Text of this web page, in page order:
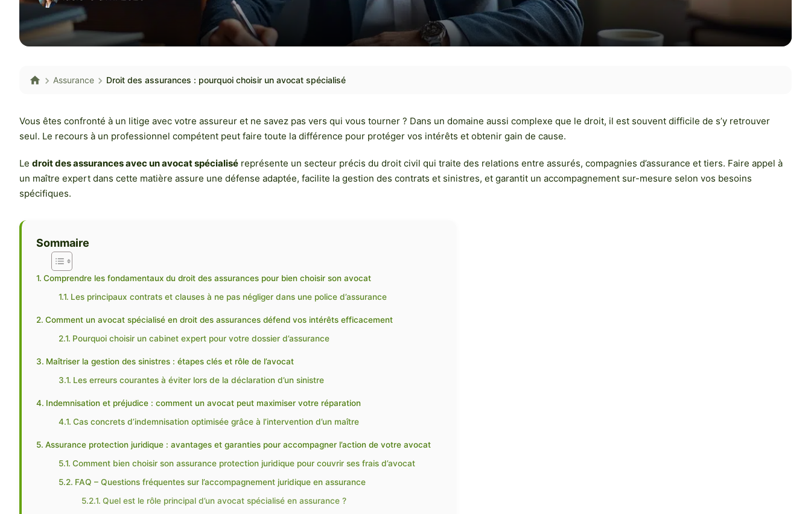
Assurance Droit des assurances : pourquoi choisir un avocat spécialisé
Vous êtes confronté à un litige avec votre assureur et ne savez pas vers qui vous tourner ? Dans un domaine aussi complexe que le droit, il est souvent difficile de s’y retrouver
seul. Le recours à un professionnel compétent peut faire toute la différence pour protéger vos intérêts et obtenir gain de cause.
Le droit des assurances avec un avocat spécialisé représente un secteur précis du droit civil qui traite des relations entre assurés, compagnies d’assurance et tiers. Faire appel à
un maître expert dans cette matière assure une défense adaptée, facilite la gestion des contrats et sinistres, et garantit un accompagnement sur-mesure selon vos besoins
spécifiques.
Sommaire
Comprendre les fondamentaux du droit des assurances pour bien choisir son avocat
Les principaux contrats et clauses à ne pas négliger dans une police d’assurance
Comment un avocat spécialisé en droit des assurances défend vos intérêts efficacement
Pourquoi choisir un cabinet expert pour votre dossier d’assurance
Maîtriser la gestion des sinistres : étapes clés et rôle de l’avocat
Les erreurs courantes à éviter lors de la déclaration d’un sinistre
Indemnisation et préjudice : comment un avocat peut maximiser votre réparation
Cas concrets d’indemnisation optimisée grâce à l’intervention d’un maître
Assurance protection juridique : avantages et garanties pour accompagner l’action de votre avocat
Comment bien choisir son assurance protection juridique pour couvrir ses frais d’avocat
FAQ – Questions fréquentes sur l’accompagnement juridique en assurance
Quel est le rôle principal d’un avocat spécialisé en assurance ?